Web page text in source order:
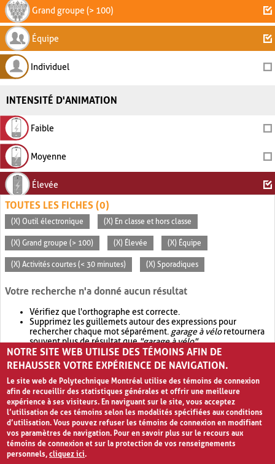
Grand groupe (> 100)
Équipe
Individuel
INTENSITÉ D'ANIMATION
Faible
Moyenne
Élevée
TOUTES LES FICHES (0)
(X) Outil électronique (X) En classe et hors classe
(X) Grand groupe (> 100) (X) Élevée (X) Équipe
(X) Activités courtes (< 30 minutes) (X) Sporadiques
Votre recherche n'a donné aucun résultat
Vérifiez que l'orthographe est correcte.
Supprimez les guillemets autour des expressions pour
rechercher chaque mot séparément. garage à véloretournera
souvent plus de résultat que"garage à vélo".
Envisagez d'élargir votre recherche avec OR.garage OR vélo
retournera souvent plus de résultat quegarage à vélo
NOTRE SITE WEB UTILISE DES TÉMOINS AFIN DE
REHAUSSER VOTRE EXPÉRIENCE DE NAVIGATION.
Le site web de Polytechnique Montréal utilise des témoins de connexion
afin de recueillir des statistiques générales et offrir une meilleure
expérience à ses visiteurs. En naviguant sur le site, vous acceptez
l’utilisation de ces témoins selon les modalités spécifiées aux conditions
d’utilisation. Vous pouvez refuser les témoins de connexion en modifiant
vos paramètres de navigation. Pour en savoir plus sur le recours aux
témoins de connexion et sur la protection de vos renseignements
personnels,cliquez ici.